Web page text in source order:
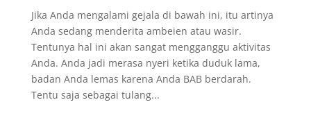
Jika Anda mengalami gejala di bawah ini, itu artinya
Anda sedang menderita ambeien atau wasir.
Tentunya hal ini akan sangat mengganggu aktivitas
Anda. Anda jadi merasa nyeri ketika duduk lama,
badan Anda lemas karena Anda BAB berdarah.
Tentu saja sebagai tulang...